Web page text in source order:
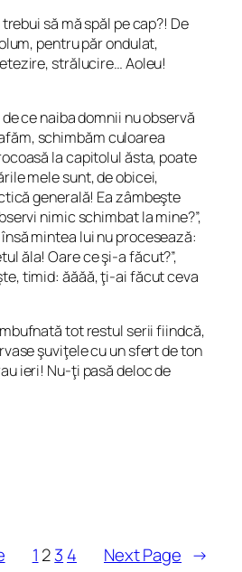
să mă spăl pe cap?! De
pentru păr ondulat,
strălucire… Aoleu!
ce naiba domnii nu observă
schimbăm culoarea
la capitolul ăsta, poate
mele sunt, de obicei,
generală! Ea zâmbeşte
nimic schimbat la mine?”,
mintea lui nu procesează:
ăla! Oare ce şi-a făcut?”,
timid: ăăăă, ţi-ai făcut ceva
tot restul serii fiindcă,
şuviţele cu un sfert de ton
ieri! Nu-ţi pasă deloc de
1 23 4 Next Page →